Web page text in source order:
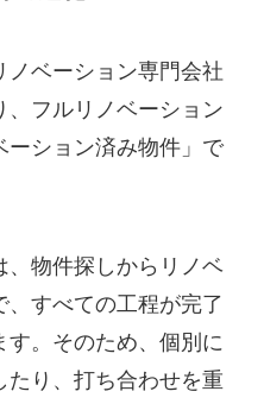
ベーション専門会社
、フルリノベーション
ーション済み物件」で
、物件探しからリノベ
すべての工程が完了
す。そのため、個別に
たり、打ち合わせを重